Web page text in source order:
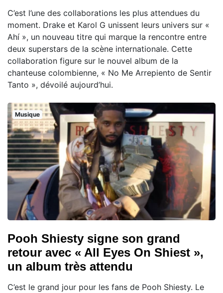
C’est l’une des collaborations les plus attendues du
moment. Drake et Karol G unissent leurs univers sur «
Ahí », un nouveau titre qui marque la rencontre entre
deux superstars de la scène internationale. Cette
collaboration figure sur le nouvel album de la
chanteuse colombienne, « No Me Arrepiento de Sentir
Tanto », dévoilé aujourd’hui.
Musique
Pooh Shiesty signe son grand
retour avec « All Eyes On Shiest »,
un album très attendu
C’est le grand jour pour les fans de Pooh Shiesty. Le